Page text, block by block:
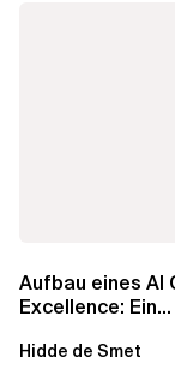
Aufbau eines AI
Excellence: Ein
für...
Hidde de Smet